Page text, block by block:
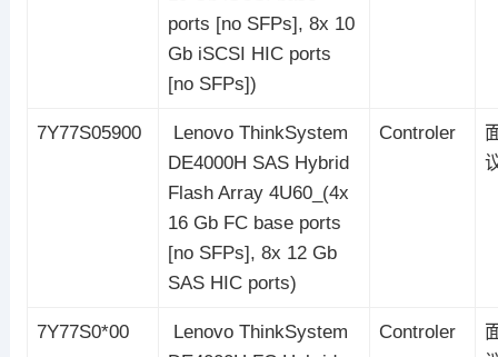
ports [no SFPs], 8x 10
Gb iSCSI HIC ports
[no SFPs])
7Y77S05900
Lenovo ThinkSystem
DE4000H SAS Hybrid
Flash Array 4U60_(4x
16 Gb FC base ports
[no SFPs], 8x 12 Gb
SAS HIC ports)
Controler
7Y77S0*00
Lenovo ThinkSystem
Controler